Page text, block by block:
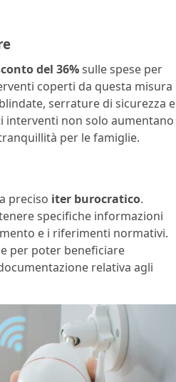
del 36%sulle spese per
coperti da questa misura
serrature di sicurezza e
non solo aumentano
per le famiglie.
preciso iter burocratico.
specifiche informazioni
e i riferimenti normativi.
per poter beneficiare
relativa agli